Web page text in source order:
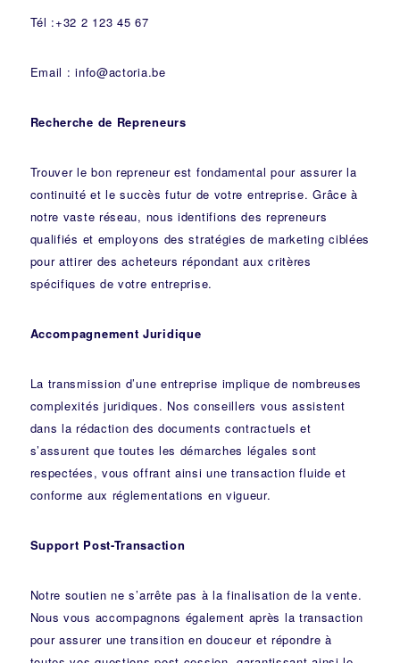
Tél :+32 2 123 45 67
Email : info@actoria.be
Recherche de Repreneurs
Trouver le bon repreneur est fondamental pour assurer la
continuité et le succès futur de votre entreprise. Grâce à
notre vaste réseau, nous identifions des repreneurs
qualifiés et employons des stratégies de marketing ciblées
pour attirer des acheteurs répondant aux critères
spécifiques de votre entreprise.
Accompagnement Juridique
La transmission d’une entreprise implique de nombreuses
complexités juridiques. Nosconseillers vous assistent
dans la rédaction des documents contractuels et
s’assurent que toutes les démarches légales sont
respectées, vous offrant ainsi une transaction fluide et
conforme aux réglementations en vigueur.
Support Post-Transaction
Notre soutien ne s’arrête pas à la finalisation de la vente.
Nous vous accompagnons également après la transaction
pour assurer une transition en douceur et répondre à